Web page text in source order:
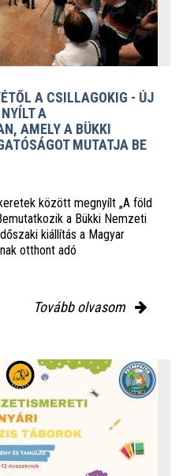
A CSILLAGOKIG - ÚJ
A
AMELY A BÜKKI
MUTATJA BE
között megnyílt „A föld
a Bükki Nemzeti
kiállítás a Magyar
otthont adó
Tovább olvasom